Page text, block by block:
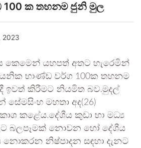
ක තහනම ජුනි මුල
2023
කෙමෙන් යහපත් අතට හැරෙමින්
භාණ්ඩ වර්ග 100ක තහනම
ඉවත් කිරීමට නියමිත බව.මුදල්
සේමසිංහ මහතා අද(26)
කළේය.දේශීය කුඩා හා මධ්‍ය
බලපෑමක් නොවන හෝ දේශීය
නොකරන නිෂ්පාදන සඳහා දැනට